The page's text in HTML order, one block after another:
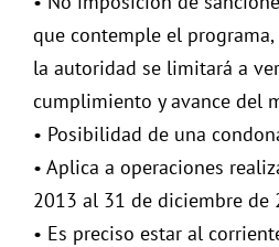
que contemple el
la autoridad se limitará a
cumplimiento y avance del
• Posibilidad de una
• Aplica a operaciones
2013 al 31 de diciembre de
• Es preciso estar al